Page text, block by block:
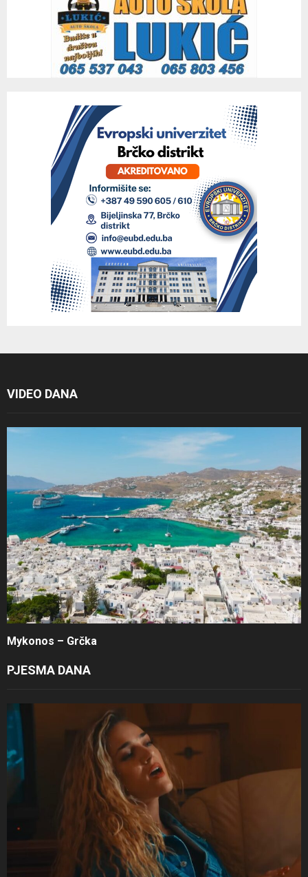
VIDEO DANA
Mykonos – Grčka
PJESMA DANA